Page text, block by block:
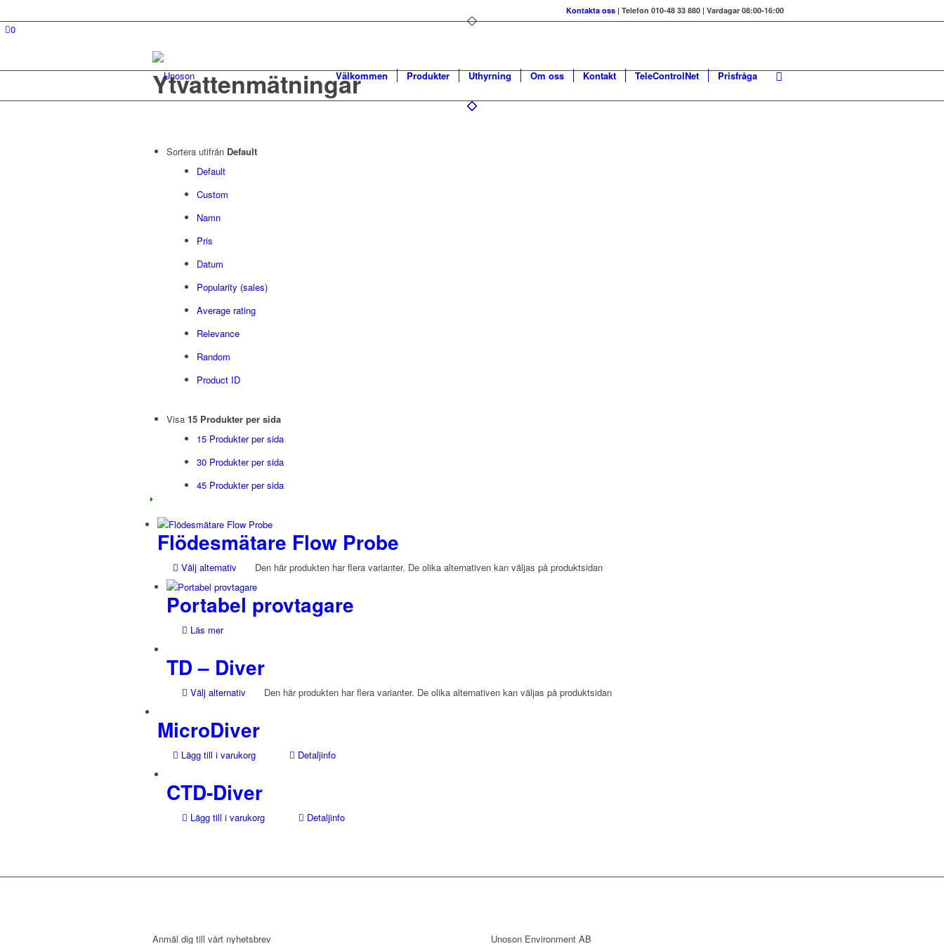
Kontakta oss | Telefon 010-48 33 880 | Vardagar 08:00-16:00
0
Välkommen Produkter Uthyrning Om oss Kontakt TeleControlNet Prisfråga
Ytvattenmätningar
Sortera utifrån Default
Default
Custom
Namn
Pris
Datum
Popularity (sales)
Average rating
Relevance
Random
Product ID
Visa 15 Produkter per sida
15 Produkter per sida
30 Produkter per sida
45 Produkter per sida
Flödesmätare Flow Probe
Välj alternativ Den här produkten har flera varianter. De olika alternativen kan väljas på produktsidan
Portabel provtagare
Läs mer
TD – Diver
Välj alternativ Den här produkten har flera varianter. De olika alternativen kan väljas på produktsidan
MicroDiver
Lägg till i varukorg Detaljinfo
CTD-Diver
Lägg till i varukorg Detaljinfo
Anmäl dig till vårt nyhetsbrev
Unoson Environment AB